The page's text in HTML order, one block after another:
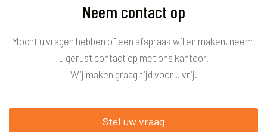
Neem contact op
Mocht u vragen hebben of een afspraak willen maken, neemt
u gerust contact op met ons kantoor.
Wij maken graag tijd voor u vrij.
Stel uw vraag